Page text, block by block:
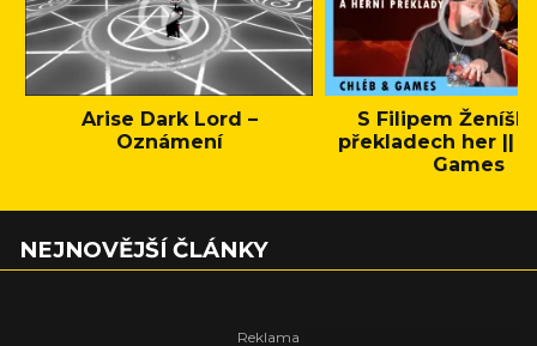
Arise Dark Lord –
Oznámení
S Filipem
překladech her ||
Games
NEJNOVĚJŠÍ ČLÁNKY